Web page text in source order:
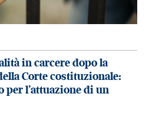
in carcere dopo la
Corte costituzionale:
per l’attuazione di un